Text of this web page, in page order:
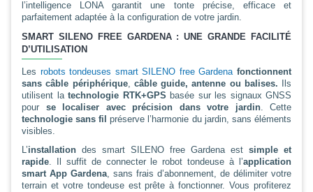
l’intelligence LONA garantit une tonte précise, efficace et
parfaitement adaptée à la configuration de votre jardin.
SMART SILENO FREE GARDENA : UNE GRANDE FACILITÉ
D’UTILISATION
Les robots tondeuses smart SILENO free Gardena fonctionnent
sans câble périphérique, câble guide, antenne ou balises. Ils
utilisent la technologie RTK+GPS basée sur les signaux GNSS
pour se localiser avec précision dans votre jardin. Cette
technologie sans filpréserve l’harmonie du jardin, sans éléments
visibles.
L’installation des smart SILENO free Gardena est simple et
rapide. Il suffit de connecter le robot tondeuse à l’application
smart App Gardena, sans frais d’abonnement, de délimiter votre
terrain et votre tondeuse est prête à fonctionner. Vous profiterez